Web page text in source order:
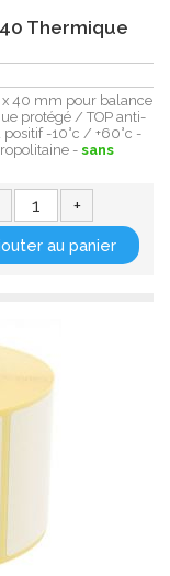
Thermique
40 mm pour balance
protégé / TOP anti-
-10°c / +60°c -
-sans
+
au panier